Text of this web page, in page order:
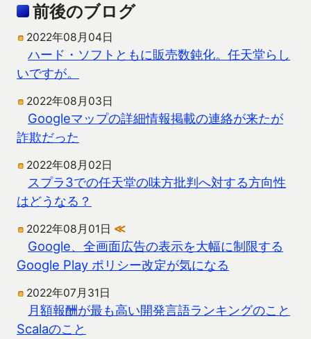
前後のブログ
2022年08月04日
ハード・ソフトともに販売数鈍化。任天堂らし
いですが。
2022年08月03日
Googleマップの詳細情報掲載の連絡が来たが
詐欺だった
2022年08月02日
スプラ3での任天堂の味方批判へ対する方向性
はどうなる？
2022年08月01日 ≪
Google、全画面広告の表示を大幅に制限する
Google Play ポリシー改定が気になる
2022年07月31日
月額報酬が最も高い開発言語ランキングのこと
Scalaのこと